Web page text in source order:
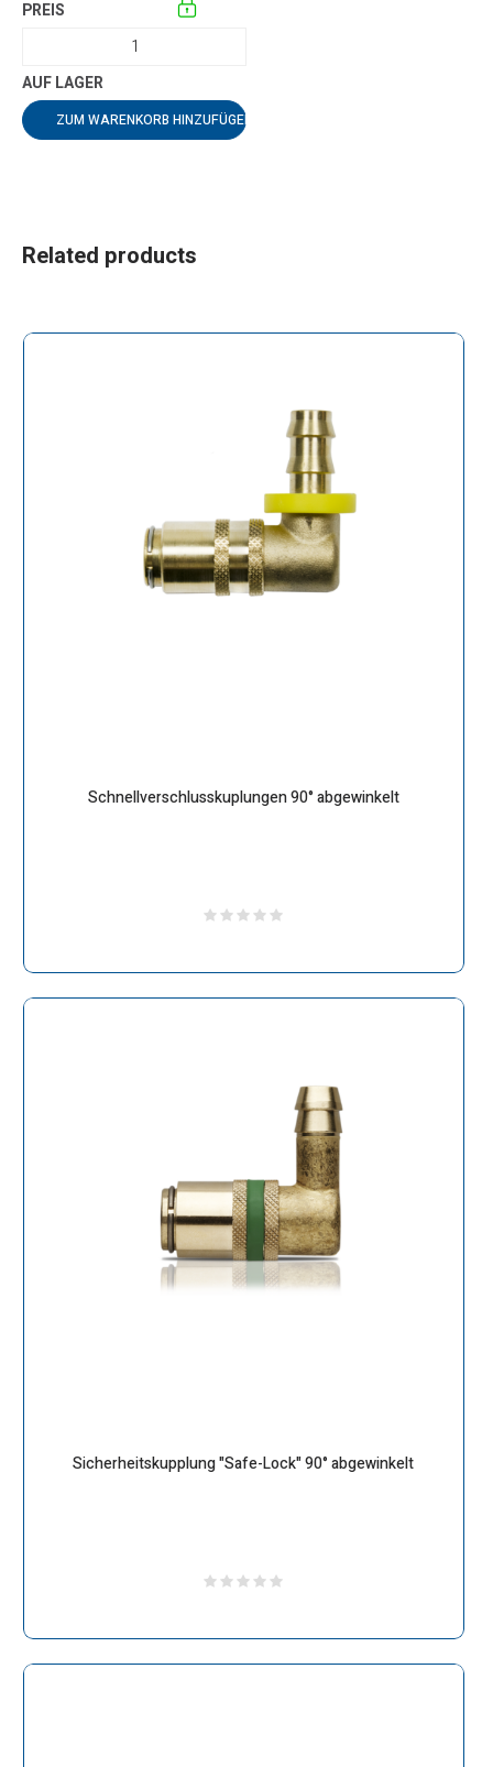
ZUM WARENKORB HINZUFÜGEN
Related products
Schnellverschlusskuplungen 90° abgewinkelt
Sicherheitskupplung "Safe-Lock" 90° abgewinkelt